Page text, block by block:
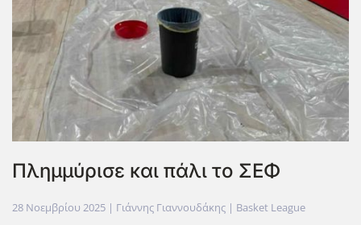
Πλημμύρισε και πάλι το ΣΕΦ
28 Νοεμβρίου 2025 | Γιάννης Γιαννουδάκης | Basket League